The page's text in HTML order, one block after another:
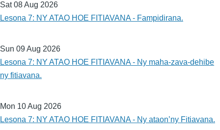
Sat 08 Aug 2026
Lesona 7: NY ATAO HOE FITIAVANA - Fampidirana.
Sun 09 Aug 2026
Lesona 7: NY ATAO HOE FITIAVANA - Ny maha-zava-dehibe
ny fitiavana.
Mon 10 Aug 2026
Lesona 7: NY ATAO HOE FITIAVANA - Ny ataon’ny Fitiavana.